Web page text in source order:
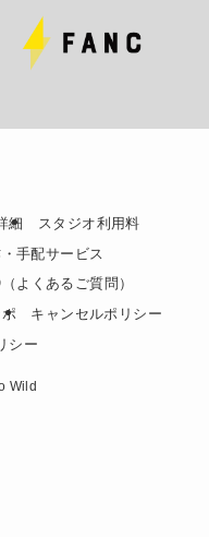
細
スタジオ利用料
手配サービス
よくあるご質問）
キャンセルポリシー
シー
Wild